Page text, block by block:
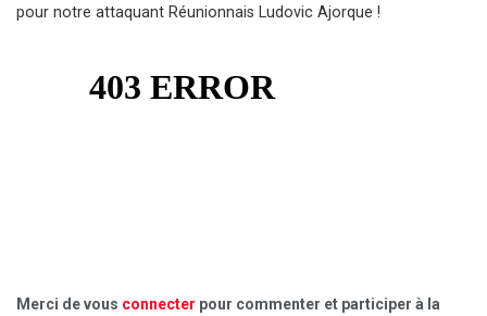
pour notre attaquant Réunionnais Ludovic Ajorque !
Merci de vous connecter pour commenter et participer à la